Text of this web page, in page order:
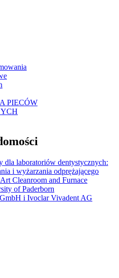
PIECÓW
laboratoriów dentystycznych:
i wyżarzania odprężającego
Cleanroom and Furnace
of Paderborn
i Ivoclar Vivadent AG